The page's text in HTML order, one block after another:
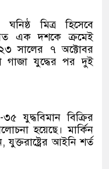
মিত্র হিসেবে
গত এক দশকে ক্রমেই
সালের ৭ অক্টোবর
গাজা যুদ্ধের পর দুই
যুদ্ধবিমান বিক্রির
হয়েছে। মার্কিন
যুক্তরাষ্ট্রের আইনি শর্ত